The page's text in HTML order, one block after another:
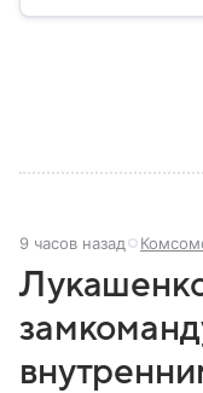
9 часов назад